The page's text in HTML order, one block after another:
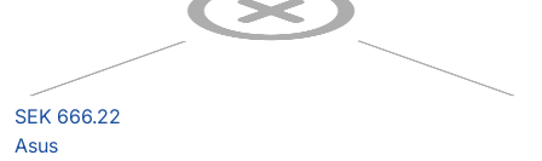
SEK 666.22
Asus